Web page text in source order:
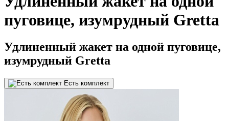
пуговице, изумрудный Gretta
Удлиненный жакет на одной пуговице,
изумрудный Gretta
Есть комплект